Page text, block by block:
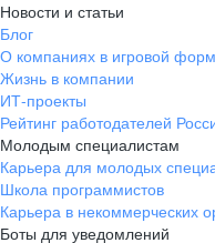
Новости и статьи
Блог
О компаниях в игровой
Жизнь в компании
ИТ-проекты
Рейтинг работодателей
Молодым специалистам
Карьера для молодых
Школа программистов
Карьера в некоммерческих
Боты для уведомлений